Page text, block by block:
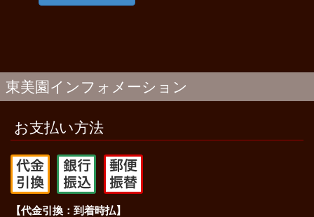
東美園インフォメーション
お支払い方法
【代金引換：到着時払】